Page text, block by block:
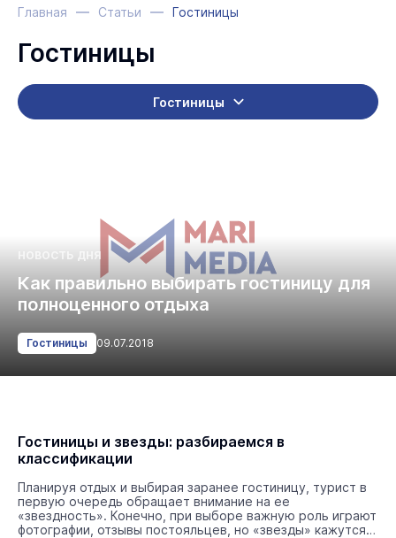
Главная Статьи Гостиницы
Гостиницы
Гостиницы
НОВОСТЬ ДНЯ
Как правильно выбирать гостиницу для
полноценного отдыха
Гостиницы 09.07.2018
Гостиницы и звезды: разбираемся в
классификации
Планируя отдых и выбирая заранее гостиницу, турист в
первую очередь обращает внимание на ее
«звездность». Конечно, при выборе важную роль играют
фотографии, отзывы постояльцев, но «звезды» кажутся